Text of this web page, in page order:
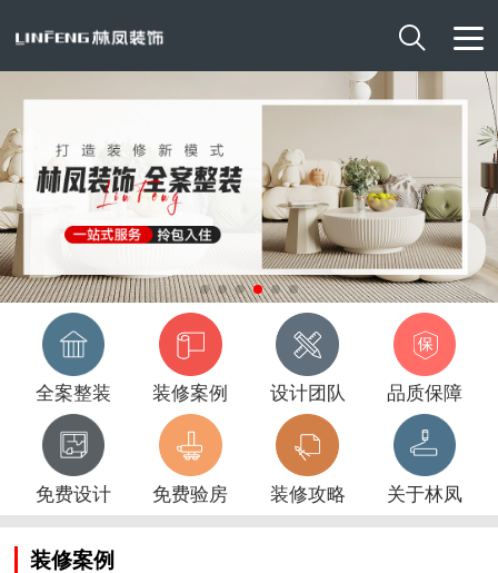

全案整装 装修案例 设计团队 品质保障
免费设计 免费验房 装修攻略 关于林凤
装修案例